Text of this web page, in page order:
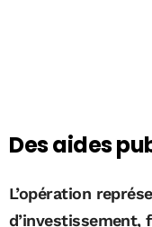
Des aides
L’opération
d’investissement,